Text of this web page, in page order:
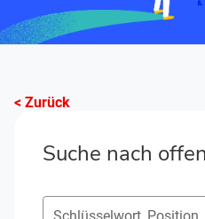
< Zurück
Suche nach
Suche nach offenen